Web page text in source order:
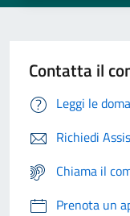
Contatta il
Leggi le
Richiedi
Chiama il
Prenota un